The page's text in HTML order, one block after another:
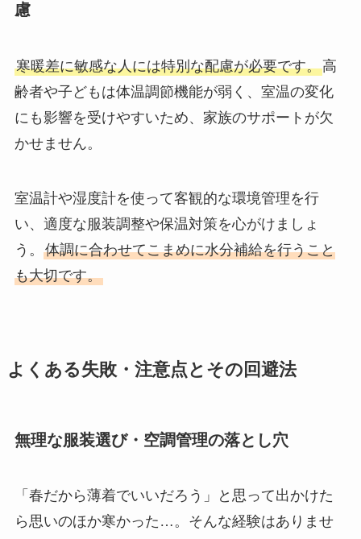
慮
寒暖差に敏感な人には特別な配慮が必要です。高
齢者や子どもは体温調節機能が弱く、室温の変化
にも影響を受けやすいため、家族のサポートが欠
かせません。
室温計や湿度計を使って客観的な環境管理を行
い、適度な服装調整や保温対策を心がけましょ
う。 体調に合わせてこまめに水分補給を行うこと
も大切です。
よくある失敗・注意点とその回避法
無理な服装選び・空調管理の落とし穴
「春だから薄着でいいだろう」と思って出かけた
ら思いのほか寒かった…。そんな経験はありませ